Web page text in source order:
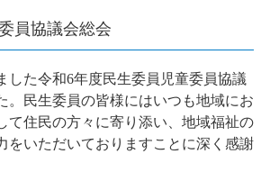
員協議会総会
した令和6年度民生委員児童委員協議
。民生委員の皆様にはいつも地域にお
て住民の方々に寄り添い、地域福祉の
をいただいておりますことに深く感謝